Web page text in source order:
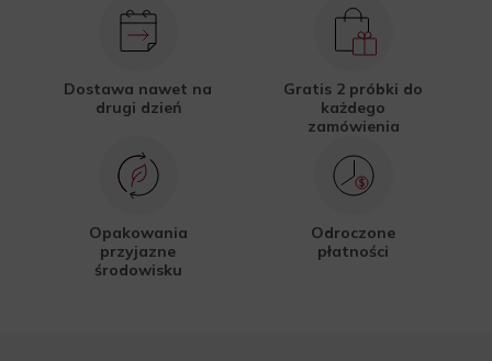
Dostawa nawet na
drugi dzień
Gratis 2 próbki do
każdego
zamówienia
Opakowania
przyjazne
środowisku
Odroczone
płatności